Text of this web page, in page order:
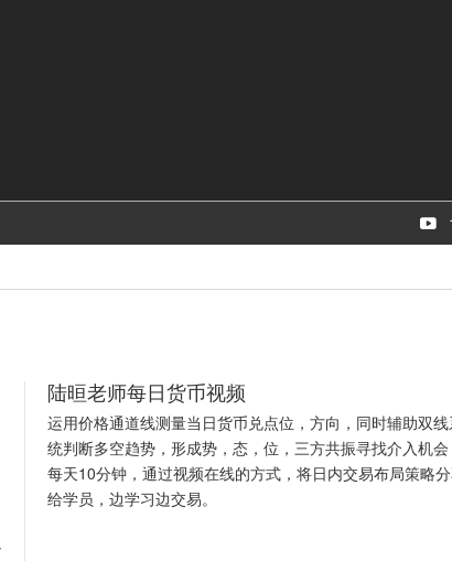
陆晅老师每日货币视频
运用价格通道线测量当日货币兑点位，方向，同时辅助双线
统判断多空趋势，形成势，态，位，三方共振寻找介入机会
每天10分钟，通过视频在线的方式，将日内交易布局策略
给学员，边学习边交易。